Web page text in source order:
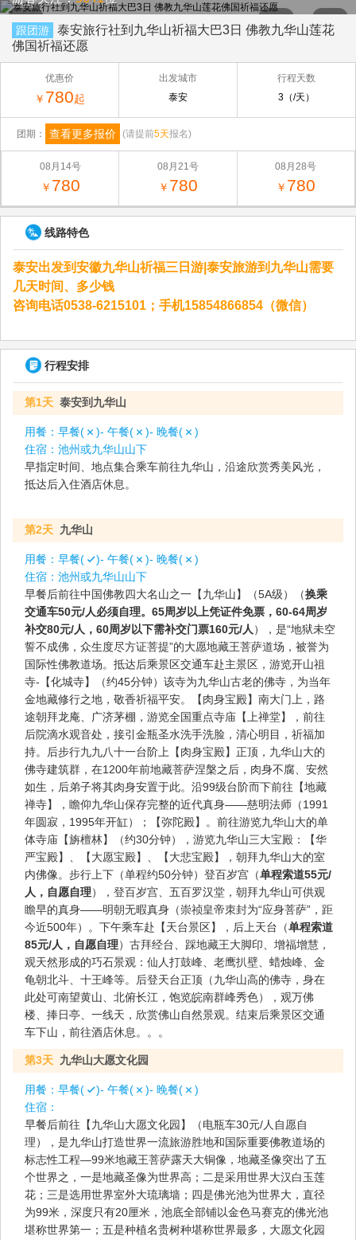
跟团游
泰安旅行社到九华山祈福大巴3日 佛教九华山莲花
佛国祈福还愿
优惠价
￥ 780起
出发城市
泰安
行程天数
3（/天）
团期： 查看更多报价 (请提前5天报名)
08月14号
￥ 780
08月21号
￥ 780
08月28号
￥ 780
线路特色
泰安出发到安徽九华山祈福三日游|泰安旅游到九华山需要
几天时间、多少钱
咨询电话0538-6215101；手机15854866854（微信）
行程安排
第1天 泰安到九华山
用餐： 早餐( )- 午餐( )- 晚餐(
)
住宿： 池州或九华山山下
早指定时间、地点集合乘车前往九华山，沿途欣赏秀美风光，
抵达后入住酒店休息。
第2天 九华山
用餐： 早餐( )- 午餐( )- 晚餐(
)
住宿： 池州或九华山山下
早餐后前往中国佛教四大名山之一【九华山】（5A级）（换乘
交通车50元/人必须自理。65周岁以上凭证件免票，60-64周岁
补交80元/人，60周岁以下需补交门票160元/人 ），是“地狱未空
誓不成佛，众生度尽方证菩提”的大愿地藏王菩萨道场，被誉为
国际性佛教道场。抵达后乘景区交通车赴主景区，游览开山祖
寺-【化城寺】（约45分钟）该寺为九华山古老的佛寺，为当年
金地藏修行之地，敬香祈福平安。【肉身宝殿】南大门上，路
途朝拜龙庵、广济茅棚，游览全国重点寺庙【上禅堂】，前往
后院滴水观音处，接引金瓶圣水洗手洗脸，清心明目，祈福加
持。后步行九九八十一台阶上【肉身宝殿】正顶，九华山大的
佛寺建筑群，在1200年前地藏菩萨涅槃之后，肉身不腐、安然
如生，后弟子将其肉身安置于此。沿99级台阶而下前往【地藏
禅寺】，瞻仰九华山保存完整的近代真身——慈明法师（1991
年圆寂，1995年开缸）；【弥陀殿】。前往游览九华山大的单
体寺庙【旃檀林】（约30分钟），游览九华山三大宝殿：【华
严宝殿】、【大愿宝殿】、【大悲宝殿】，朝拜九华山大的室
内佛像。步行上下（单程约50分钟）登百岁宫（单程索道55元/
人，自愿自理），登百岁宫、五百罗汉堂，朝拜九华山可供观
瞻早的真身——明朝无暇真身（崇祯皇帝朿封为“应身菩萨”，距
今近500年）。下午乘车赴【天台景区】，后上天台（单程索道
85元/人，自愿自理）古拜经台、踩地藏王大脚印、增福增慧，
观天然形成的巧石景观：仙人打鼓峰、老鹰扒壁、蜡烛峰、金
龟朝北斗、十王峰等。后登天台正顶（九华山高的佛寺，身在
此处可南望黄山、北俯长江，饱览皖南群峰秀色），观万佛
楼、捧日亭、一线天，欣赏佛山自然景观。结束后乘景区交通
车下山，前往酒店休息。。。
第3天 九华山大愿文化园
用餐： 早餐( )- 午餐( )- 晚餐(
)
住宿：
早餐后前往【九华山大愿文化园】（电瓶车30元/人自愿自
理），是九华山打造世界一流旅游胜地和国际重要佛教道场的
标志性工程—99米地藏王菩萨露天大铜像，地藏圣像突出了五
个世界之，一是地藏圣像为世界高；二是采用世界大汉白玉莲
花；三是选用世界室外大琉璃墙；四是佛光池为世界大，直径
为99米，深度只有20厘米，池底全部铺以金色马赛克的佛光池
堪称世界第一；五是种植名贵树种堪称世界最多，大愿文化园